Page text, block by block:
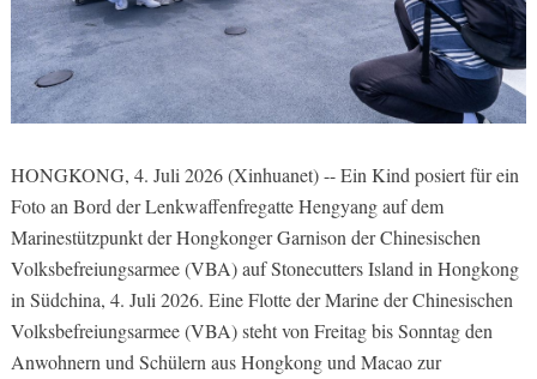
HONGKONG, 4. Juli 2026 (Xinhuanet) -- Ein Kind posiert für ein
Foto an Bord der Lenkwaffenfregatte Hengyang auf dem
Marinestützpunkt der Hongkonger Garnison der Chinesischen
Volksbefreiungsarmee (VBA) auf Stonecutters Island in Hongkong
in Südchina, 4. Juli 2026. Eine Flotte der Marine der Chinesischen
Volksbefreiungsarmee (VBA) steht von Freitag bis Sonntag den
Anwohnern und Schülern aus Hongkong und Macao zur